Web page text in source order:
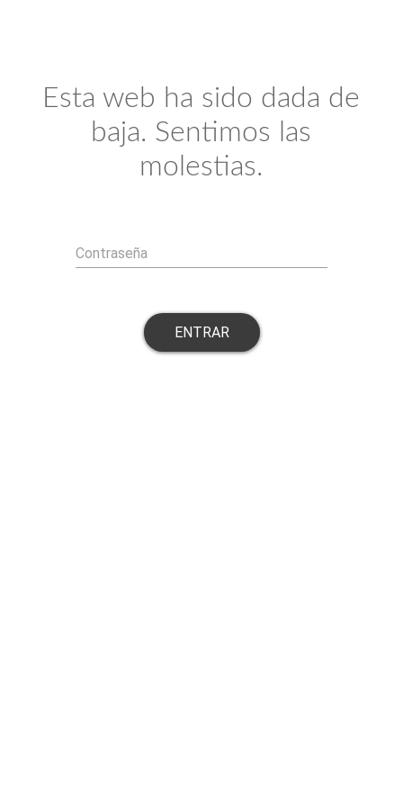
Esta web ha sido dada de
baja. Sentimos las
molestias.
Contraseña
ENTRAR